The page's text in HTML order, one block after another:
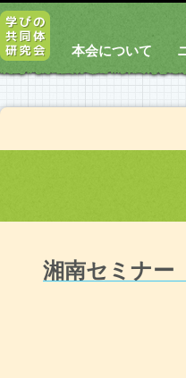
本会について
湘南セミナー